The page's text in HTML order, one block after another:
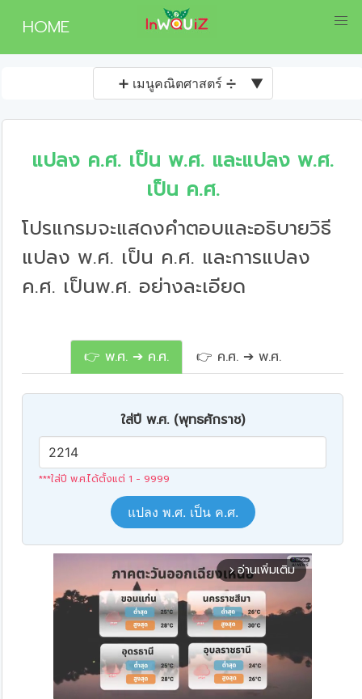
HOME
➕ เมนูคณิตศาสตร์ ➗ ▼
แปลง ค.ศ. เป็น พ.ศ. และแปลง พ.ศ.
เป็น ค.ศ.
โปรแกรมจะแสดงคำตอบและอธิบายวิธี
แปลง พ.ศ. เป็น ค.ศ. และการแปลง
ค.ศ. เป็นพ.ศ. อย่างละเอียด
👉 พ.ศ. ➔ ค.ศ. 👉 ค.ศ. ➔ พ.ศ.
ใส่ปี พ.ศ. (พุทธศักราช)
***ใส่ปี พ.ศ.ได้ตั้งแต่ 1 - 9999
แปลง พ.ศ. เป็น ค.ศ.
arrow_forward_ios อ่านเพิ่มเติม